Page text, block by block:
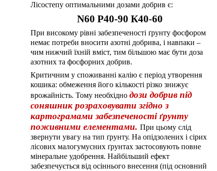
Лісостепу оптимальними дозами добрив є:
N60 P40-90 К40-60
При високому рівні забезпеченості ґрунту фосфором
немає потреби вносити азотні добрива, і навпаки –
чим нижчий їхній вміст, тим більшою має бути доза
азотних та фосфорних добрив.
Критичним у споживанні калію є період утворення
кошика: обмеження його кількості різко знижує
врожайність. Тому необхіднодози добрив під
соняшник розраховувати згідно з
картограмами забезпеченості ґрунту
поживними елементами.При цьому слід
звернути увагу на тип ґрунту. На опідзолених і сірих
лісових малогумусних ґрунтах застосовують повне
мінеральне удобрення. Найбільший ефект
забезпечується від осіннього внесення (під основний